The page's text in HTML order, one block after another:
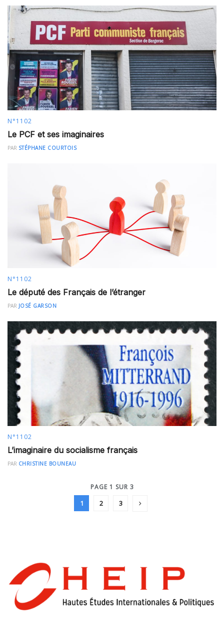
N°1102
Le PCF et ses imaginaires
PAR STÉPHANE COURTOIS
N°1102
Le député des Français de l’étranger
PAR JOSÉ GARSON
N°1102
L’imaginaire du socialisme français
PAR CHRISTINE BOUNEAU
PAGE 1 SUR 3
1 2 3